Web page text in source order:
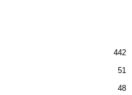
442
51
48